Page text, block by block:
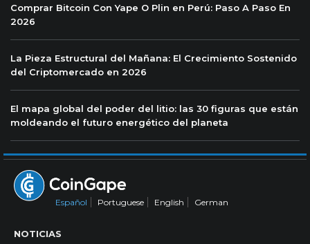
Comprar Bitcoin Con Yape O Plin en Perú: Paso A Paso En
2026
La Pieza Estructural del Mañana: El Crecimiento Sostenido
del Criptomercado en 2026
El mapa global del poder del litio: las 30 figuras que están
moldeando el futuro energético del planeta
Español Portuguese English German
NOTICIAS